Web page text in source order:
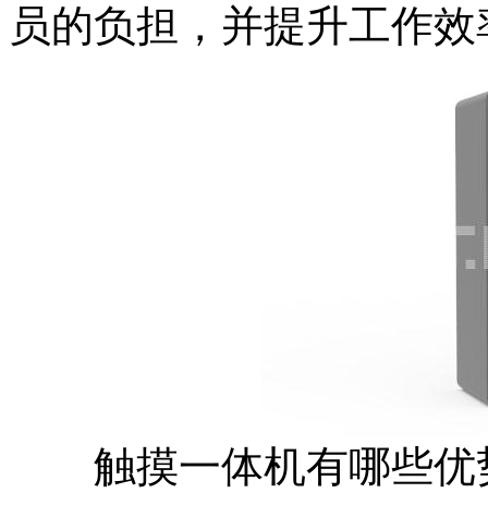
员的负担，并提升工作效
触摸一体机有哪些优